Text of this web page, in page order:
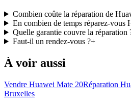
Combien coûte la réparation de
En combien de temps réparez-vous
Quelle garantie couvre la réparation
Faut-il un rendez-vous ?+
À voir aussi
Vendre Huawei Mate 20Réparation
Bruxelles